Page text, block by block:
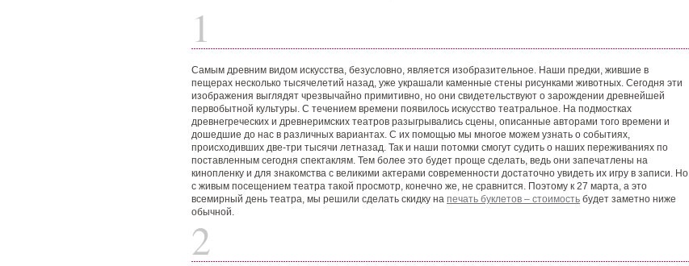
1
Самым древним видом искусства, безусловно, является изобразительное. Наши предки, жившие в
пещерах несколько тысячелетий назад, уже украшали каменные стены рисунками животных. Сегодня эти
изображения выглядят чрезвычайно примитивно, но они свидетельствуют о зарождении древнейшей
первобытной культуры. С течением времени появилось искусство театральное. На подмостках
древнегреческих и древнеримских театров разыгрывались сцены, описанные авторами того времени и
дошедшие до нас в различных вариантах. С их помощью мы многое можем узнать о событиях,
происходивших две-три тысячи летназад. Так и наши потомки смогут судить о наших переживаниях по
поставленным сегодня спектаклям. Тем более это будет проще сделать, ведь они запечатлены на
кинопленку и для знакомства с великими актерами современности достаточно увидеть их игру в записи. Но
с живым посещением театра такой просмотр, конечно же, не сравнится. Поэтому к 27 марта, а это
всемирный день театра, мы решили сделать скидку на печать буклетов – стоимость будет заметно ниже
обычной.
2